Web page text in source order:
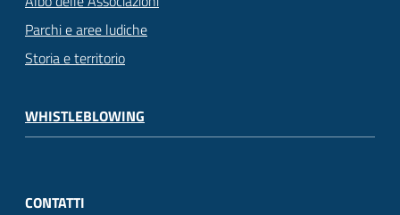
Parchi e aree ludiche
Storia e territorio
WHISTLEBLOWING
CONTATTI